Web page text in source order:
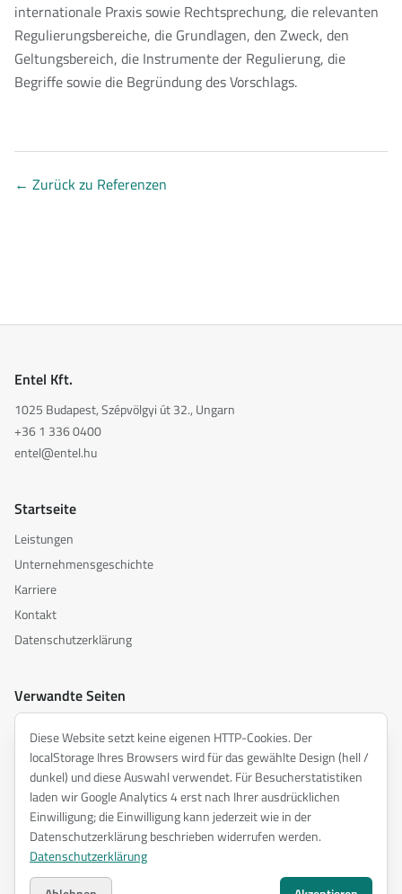
internationale Praxis sowie Rechtsprechung, die relevanten
Regulierungsbereiche, die Grundlagen, den Zweck, den
Geltungsbereich, die Instrumente der Regulierung, die
Begriffe sowie die Begründung des Vorschlags.
← Zurück zu Referenzen
Entel Kft.
1025 Budapest, Szépvölgyi út 32., Ungarn
+36 1 336 0400
entel@entel.hu
Startseite
Leistungen
Unternehmensgeschichte
Karriere
Kontakt
Datenschutzerklärung
Verwandte Seiten
inspiredacoustics.com
soundy.ai
irat.ai
2026ENTEL Műszaki Fejlesztő Kft. —
Alle Rechte vorbehalten.
Datenschutzerklärung
Diese Website setzt keine eigenen HTTP-Cookies. Der
localStorage Ihres Browsers wird für das gewählte Design (hell /
dunkel) und diese Auswahl verwendet. Für Besucherstatistiken
laden wir Google Analytics 4 erst nach Ihrer ausdrücklichen
Einwilligung; die Einwilligung kann jederzeit wie in der
Datenschutzerklärung beschrieben widerrufen werden.
Datenschutzerklärung